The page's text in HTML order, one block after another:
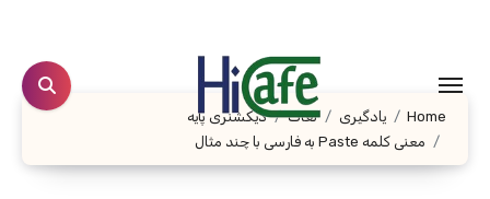
content
Home یادگیری لغات
دیکشنری پایه
معنی کلمه Paste به فارسی با چند مثال